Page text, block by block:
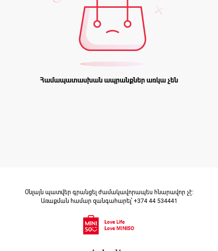
Համապատասխան ապրանքներ առկա չեն
Օնլայն պատվեր գրանցել ժամակավորապես հնարավոր չէ։
Առաքման համար զանգահարել՝ +374 44 534441